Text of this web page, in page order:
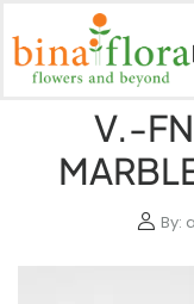
V.-
By: